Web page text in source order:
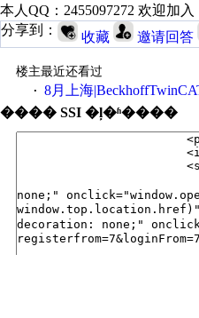
本人QQ：2455097272 欢迎加入
分享到：
收藏 邀请回答
楼主最近还看过
· 8月上海|BeckhoffTwinCAT3入
���� SSI �ļ�ʱ����